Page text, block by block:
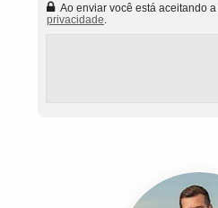
Ao enviar você está aceitando a
privacidade